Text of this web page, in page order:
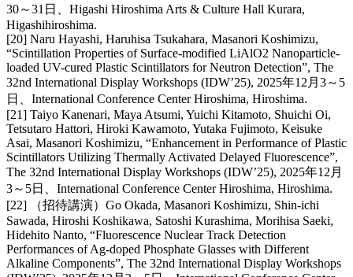
30～31日、Higashi Hiroshima Arts & Culture Hall Kurara,
Higashihiroshima.
[20] Naru Hayashi, Haruhisa Tsukahara, Masanori Koshimizu,
“Scintillation Properties of Surface-modified LiAlO2 Nanoparticle-
loaded UV-cured Plastic Scintillators for Neutron Detection”, The
32nd International Display Workshops (IDW’25), 2025年12月3～5
日、International Conference Center Hiroshima, Hiroshima.
[21] Taiyo Kanenari, Maya Atsumi, Yuichi Kitamoto, Shuichi Oi,
Tetsutaro Hattori, Hiroki Kawamoto, Yutaka Fujimoto, Keisuke
Asai, Masanori Koshimizu, “Enhancement in Performance of Plastic
Scintillators Utilizing Thermally Activated Delayed Fluorescence”,
The 32nd International Display Workshops (IDW’25), 2025年12月
3～5日、International Conference Center Hiroshima, Hiroshima.
[22] （招待講演）Go Okada, Masanori Koshimizu, Shin-ichi
Sawada, Hiroshi Koshikawa, Satoshi Kurashima, Morihisa Saeki,
Hidehito Nanto, “Fluorescence Nuclear Track Detection
Performances of Ag-doped Phosphate Glasses with Different
Alkaline Components”, The 32nd International Display Workshops